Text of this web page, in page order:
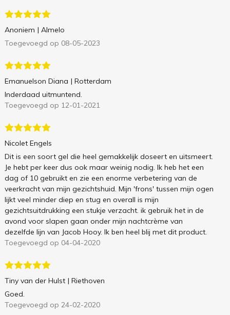
Anoniem | Almelo
Toegevoegd op 08-05-2023
Emanuelson Diana | Rotterdam
Inderdaad uitmuntend.
Toegevoegd op 12-01-2021
Nicolet Engels
Dit is een soort gel die heel gemakkelijk doseert en uitsmeert.
Je hebt per keer dus ook maar weinig nodig. Ik heb het een
dag of 10 gebruikt en zie een enorme verbetering van de
veerkracht van mijn gezichtshuid. Mijn 'frons' tussen mijn ogen
lijkt veel minder diep en stug en overall is mijn
gezichtsuitdrukking een stukje verzacht. ik gebruik het in de
avond voor slapen gaan onder mijn nachtcrème van
dezelfde lijn van Jacob Hooy. Ik ben heel blij met dit product.
Toegevoegd op 04-04-2020
Tiny van der Hulst | Riethoven
Goed.
Toegevoegd op 24-02-2020